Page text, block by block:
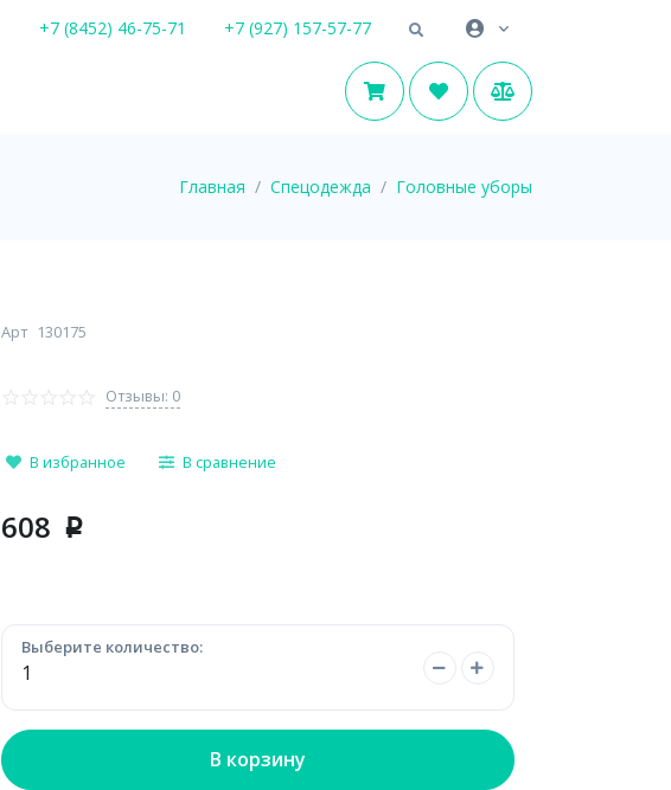
+7 (8452) 46-75-71 +7 (927) 157-57-77
Главная Спецодежда Головные уборы
Арт 130175
Отзывы: 0
В избранное В сравнение
608 p
Выберите количество:
В корзину